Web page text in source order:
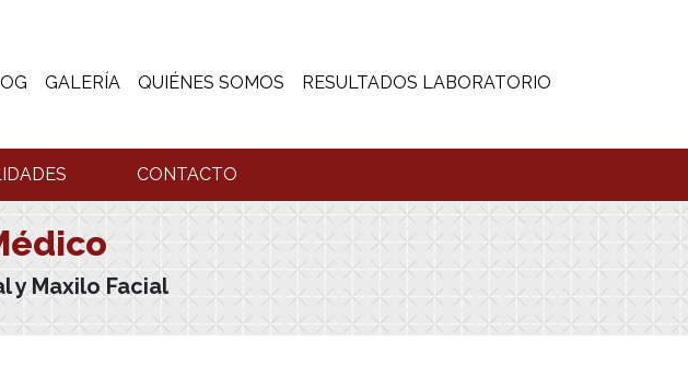
GALERÍA QUIÉNES SOMOS RESULTADOS LABORATORIO
CONTACTO
y Maxilo Facial